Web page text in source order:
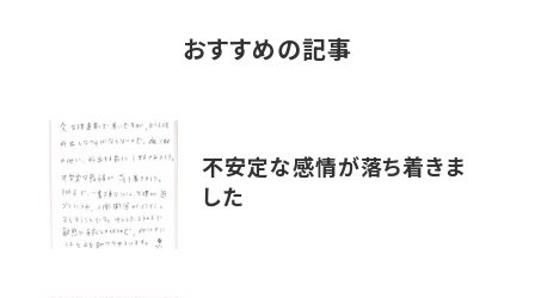
おすすめの記事
不安定な感情が落ち着きま
した